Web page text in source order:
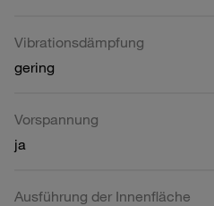
Vibrationsdämpfung
gering
Vorspannung
ja
Ausführung der Innenfläche